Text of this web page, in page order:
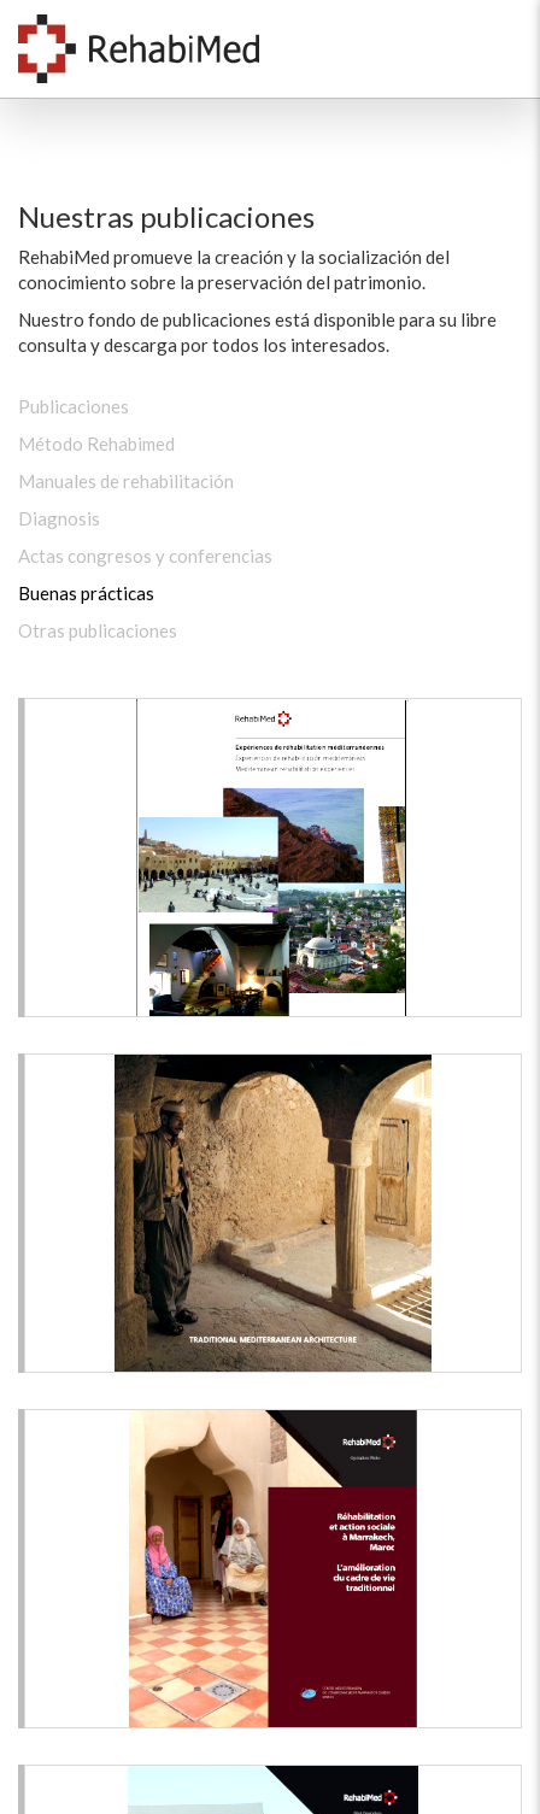
Nuestras publicaciones
RehabiMed promueve la creación y la socialización del
conocimiento sobre la preservación del patrimonio.
Nuestro fondo de publicaciones está disponible para su libre
consulta y descarga por todos los interesados.
Publicaciones
Método Rehabimed
Manuales de rehabilitación
Diagnosis
Actas congresos y conferencias
Buenas prácticas
Otras publicaciones